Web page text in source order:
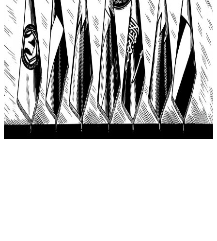
التأشيرة الخليجية الموحدة السفر بين دول الخليج
السياحة
الخليجية
Yousif Al HamadiYYousif Al Hamadiauthor
عرض الملف
الشخصي
٢٣ يوليو ٢٠٢٥